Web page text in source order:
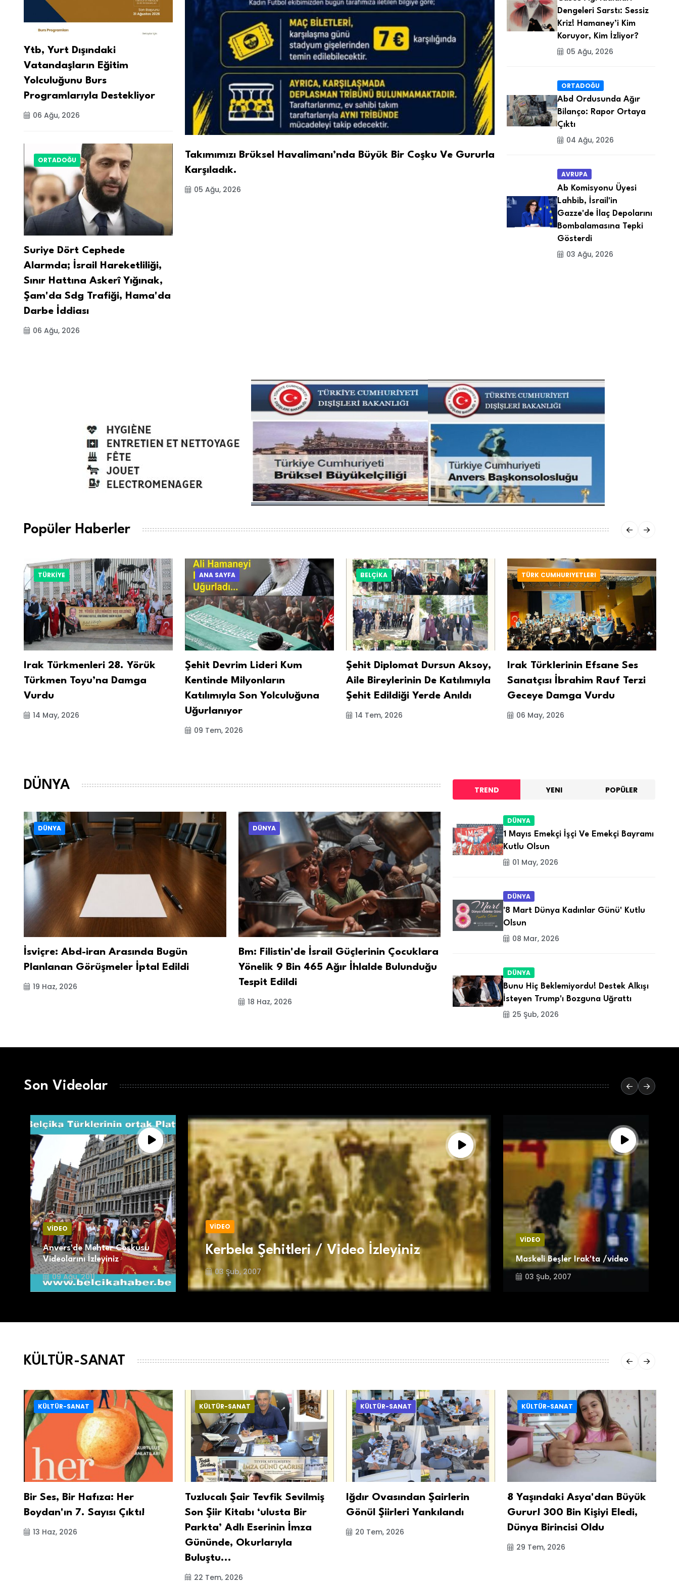
Ytb, Yurt Dışındaki
Vatandaşların Eğitim
Yolculuğunu Burs
Programlarıyla Destekliyor
06 Ağu, 2026
ORTADOĞU
Suriye Dört Cephede
Alarmda; İsrail Hareketliliği,
Sınır Hattına Askerî Yığınak,
Şam'da Sdg Trafiği, Hama'da
Darbe İddiası
06 Ağu, 2026
Takımımızı Brüksel Havalimanı’nda Büyük Bir Coşku Ve Gururla
Karşıladık.
05 Ağu, 2026
Dengeleri Sarstı: Sessiz
Kriz! Hamaney’i Kim
Koruyor, Kim İzliyor?
05 Ağu, 2026
ORTADOĞU
Abd Ordusunda Ağır
Bilanço: Rapor Ortaya
Çıktı
04 Ağu, 2026
AVRUPA
Ab Komisyonu Üyesi
Lahbib, İsrail'in
Gazze'de İlaç Depolarını
Bombalamasına Tepki
Gösterdi
03 Ağu, 2026
Popüler Haberler
TÜRKİYE
Irak Türkmenleri 28. Yörük
Türkmen Toyu’na Damga
Vurdu
14 May, 2026
ANA SAYFA
Şehit Devrim Lideri Kum
Kentinde Milyonların
Katılımıyla Son Yolculuğuna
Uğurlanıyor
09 Tem, 2026
BELÇİKA
Şehit Diplomat Dursun Aksoy,
Aile Bireylerinin De Katılımıyla
Şehit Edildiği Yerde Anıldı
14 Tem, 2026
TÜRK CUMHURIYETLERI
Irak Türklerinin Efsane Ses
Sanatçısı İbrahim Rauf Terzi
Geceye Damga Vurdu
06 May, 2026
DÜNYA
DÜNYA
İsviçre: Abd-iran Arasında Bugün
Planlanan Görüşmeler İptal Edildi
19 Haz, 2026
DÜNYA
Bm: Filistin'de İsrail Güçlerinin Çocuklara
Yönelik 9 Bin 465 Ağır İhlalde Bulunduğu
Tespit Edildi
18 Haz, 2026
TREND YENI POPÜLER
DÜNYA
1 Mayıs Emekçi İşçi Ve Emekçi Bayramı
Kutlu Olsun
01 May, 2026
DÜNYA
'8 Mart Dünya Kadınlar Günü' Kutlu
Olsun
08 Mar, 2026
DÜNYA
Bunu Hiç Beklemiyordu! Destek Alkışı
İsteyen Trump'ı Bozguna Uğrattı
25 Şub, 2026
Son Videolar
VİDEO
Anvers'de Mehter Coşkusu
Videolarını İzleyiniz
09 Ağu, 2011
VİDEO
Kerbela Şehitleri / Video İzleyiniz
03 Şub, 2007
VİDEO
Maskeli Beşler Irak'ta /video
03 Şub, 2007
KÜLTÜR-SANAT
KÜLTÜR-SANAT
Bir Ses, Bir Hafıza: Her
Boydan'ın 7. Sayısı Çıktı!
13 Haz, 2026
KÜLTÜR-SANAT
Tuzlucalı Şair Tevfik Sevilmiş
Son Şiir Kitabı ‘ulusta Bir
Parkta’ Adlı Eserinin İmza
Gününde, Okurlarıyla
Buluştu...
22 Tem, 2026
KÜLTÜR-SANAT
Iğdır Ovasından Şairlerin
Gönül Şiirleri Yankılandı
20 Tem, 2026
KÜLTÜR-SANAT
8 Yaşındaki Asya'dan Büyük
Gurur! 300 Bin Kişiyi Eledi,
Dünya Birincisi Oldu
29 Tem, 2026